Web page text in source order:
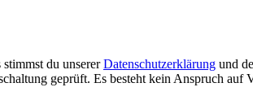
du unsererDatenschutzerklärung und
geprüft. Es besteht kein Anspruch auf